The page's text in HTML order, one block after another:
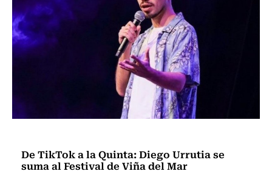
De TikTok a la Quinta: Diego Urrutia se
suma al Festival de Viña del Mar